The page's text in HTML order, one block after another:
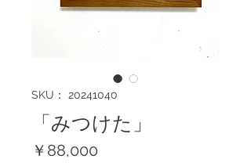
SKU： 20241040
「みつけた」
￥88,000